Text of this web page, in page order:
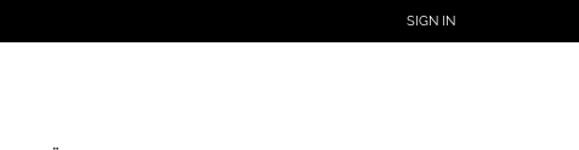
SIGN IN